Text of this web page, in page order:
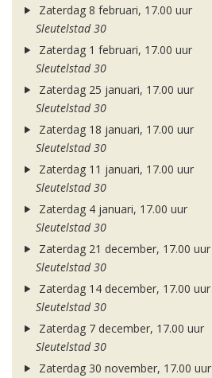
Zaterdag 8 februari, 17.00 uur
Sleutelstad 30
Zaterdag 1 februari, 17.00 uur
Sleutelstad 30
Zaterdag 25 januari, 17.00 uur
Sleutelstad 30
Zaterdag 18 januari, 17.00 uur
Sleutelstad 30
Zaterdag 11 januari, 17.00 uur
Sleutelstad 30
Zaterdag 4 januari, 17.00 uur
Sleutelstad 30
Zaterdag 21 december, 17.00 uur
Sleutelstad 30
Zaterdag 14 december, 17.00 uur
Sleutelstad 30
Zaterdag 7 december, 17.00 uur
Sleutelstad 30
Zaterdag 30 november, 17.00 uur